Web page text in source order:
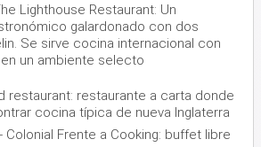
Lighthouse Restaurant: Un
galardonado con dos
Se sirve cocina internacional con
un ambiente selecto
restaurant: restaurante a carta donde
cocina típica de nueva Inglaterra
Colonial Frente a Cooking: buffet libre